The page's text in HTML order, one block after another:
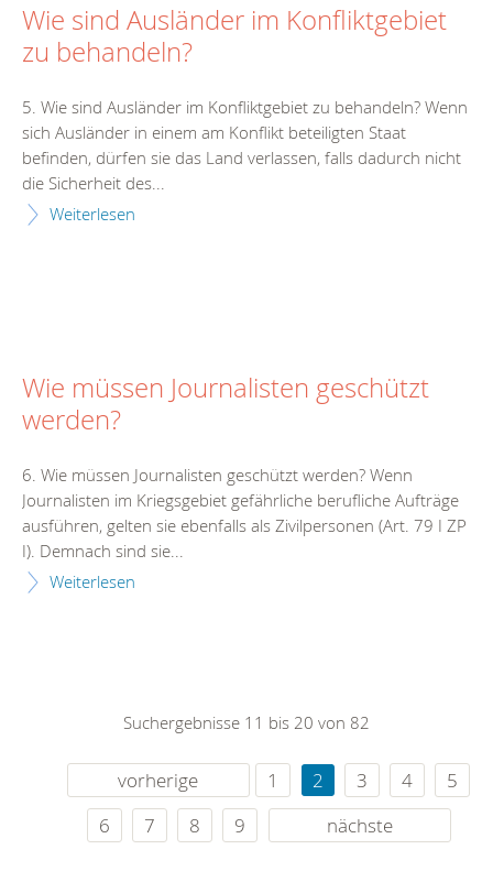
Wie sind Ausländer im Konfliktgebiet
zu behandeln?
5. Wie sind Ausländer im Konfliktgebiet zu behandeln? Wenn
sich Ausländer in einem am Konflikt beteiligten Staat
befinden, dürfen sie das Land verlassen, falls dadurch nicht
die Sicherheit des...
Weiterlesen
Wie müssen Journalisten geschützt
werden?
6. Wie müssen Journalisten geschützt werden? Wenn
Journalisten im Kriegsgebiet gefährliche berufliche Aufträge
ausführen, gelten sie ebenfalls als Zivilpersonen (Art. 79 I ZP
I). Demnach sind sie...
Weiterlesen
Suchergebnisse 11 bis 20 von 82
vorherige 1 2 3 4
5
6
7 8 9 nächste